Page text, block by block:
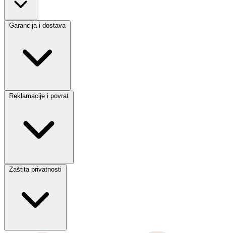
Garancija i dostava
Reklamacije i povrat
Zaštita privatnosti